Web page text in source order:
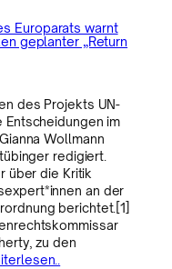
Europarats warnt
geplanter „Return
des Projekts UN-
Entscheidungen im
Wollmann
redigiert.
über die Kritik
an der
berichtet.[1]
zu den